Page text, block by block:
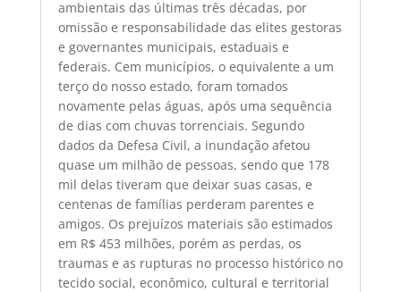
ambientais das últimas três décadas, por
omissão e responsabilidade das elites gestoras
e governantes municipais, estaduais e
federais. Cem municípios, o equivalente a um
terço do nosso estado, foram tomados
novamente pelas águas, após uma sequência
de dias com chuvas torrenciais. Segundo
dados da Defesa Civil, a inundação afetou
quase um milhão de pessoas, sendo que 178
mil delas tiveram que deixar suas casas, e
centenas de famílias perderam parentes e
amigos. Os prejuízos materiais são estimados
em R$ 453 milhões, porém as perdas, os
traumas e as rupturas no processo histórico no
tecido social, econômico, cultural e territorial